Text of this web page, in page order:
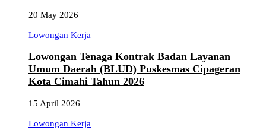
20 May 2026
Lowongan Kerja
Lowongan Tenaga Kontrak Badan Layanan
Umum Daerah (BLUD) Puskesmas Cipageran
Kota Cimahi Tahun 2026
15 April 2026
Lowongan Kerja